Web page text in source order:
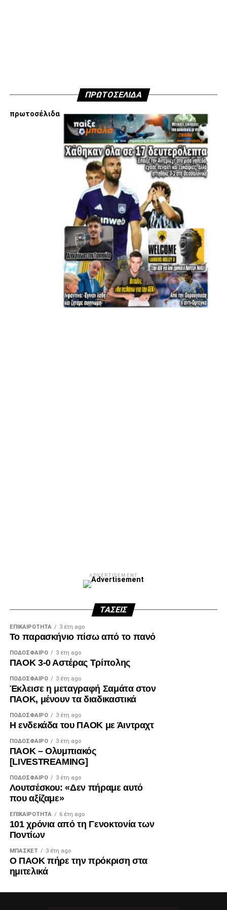
ADVERTISEMENT
Facebook
Twitter
EmailPinterest
WhatsApp
LinkedIn
Telegram
ΠΡΩΤΟΣΕΛΙΔΑ
πρωτοσέλιδα
ADVERTISEMENT
ΤΆΣΕΙΣ
ΕΠΙΚΑΙΡΌΤΗΤΑ 3 έτη ago
Το παρασκήνιο πίσω από το πανό
ΠΟΔΌΣΦΑΙΡΟ 3 έτη ago
ΠΑΟΚ 3-0 Αστέρας Τρίπολης
ΠΟΔΌΣΦΑΙΡΟ 3 έτη ago
Έκλεισε η μεταγραφή Σαμάτα στον
ΠΑΟΚ, μένουν τα διαδικαστικά
ΠΟΔΌΣΦΑΙΡΟ 3 έτη ago
Η ενδεκάδα του ΠΑΟΚ με Άιντραχτ
ΠΟΔΌΣΦΑΙΡΟ 3 έτη ago
ΠΑΟΚ – Ολυμπιακός
[LIVESTREAMING]
ΠΟΔΌΣΦΑΙΡΟ 3 έτη ago
Λουτσέσκου: «Δεν πήραμε αυτό
που αξίζαμε»
ΕΠΙΚΑΙΡΌΤΗΤΑ 6 έτη ago
101 χρόνια από τη Γενοκτονία των
Ποντίων
ΜΠΆΣΚΕΤ 3 έτη ago
Ο ΠΑΟΚ πήρε την πρόκριση στα
ημιτελικά